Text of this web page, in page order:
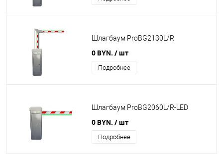
Шлагбаум ProBG2130L/R
0 BYN. / шт
Подробнее
Шлагбаум ProBG2060L/R-LED
0 BYN. / шт
Подробнее